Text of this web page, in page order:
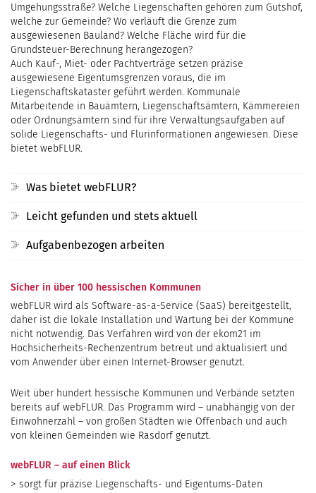
Umgehungsstraße? Welche Liegenschaften gehören zum Gutshof,
welche zur Gemeinde? Wo verläuft die Grenze zum
ausgewiesenen Bauland? Welche Fläche wird für die
Grundsteuer-Berechnung herangezogen?
Auch Kauf-, Miet- oder Pachtverträge setzen präzise
ausgewiesene Eigentumsgrenzen voraus, die im
Liegenschaftskataster geführt werden. Kommunale
Mitarbeitende in Bauämtern, Liegenschaftsämtern, Kämmereien
oder Ordnungsämtern sind für ihre Verwaltungsaufgaben auf
solide Liegenschafts- und Flurinformationen angewiesen. Diese
bietet webFLUR.
Was bietet webFLUR?
Leicht gefunden und stets aktuell
Aufgabenbezogen arbeiten
Sicher in über 100 hessischen Kommunen
webFLUR wird als Software-as-a-Service (SaaS) bereitgestellt,
daher ist die lokale Installation und Wartung bei der Kommune
nicht notwendig. Das Verfahren wird von der ekom21 im
Hochsicherheits-Rechenzentrum betreut und aktualisiert und
vom Anwender über einen Internet-Browser genutzt.
Weit über hundert hessische Kommunen und Verbände setzten
bereits auf webFLUR. Das Programm wird – unabhängig von der
Einwohnerzahl – von großen Städten wie Offenbach und auch
von kleinen Gemeinden wie Rasdorf genutzt.
webFLUR – auf einen Blick
sorgt für präzise Liegenschafts- und Eigentums-Daten